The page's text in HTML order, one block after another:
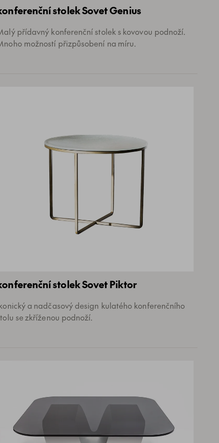
stolek Sovet Genius
přídavný konferenční stolek s kovovou podnoží.
možností přizpůsobení na míru.
stolek Sovet Piktor
a nadčasový design kulatého konferenčního
se zkříženou podnoží.